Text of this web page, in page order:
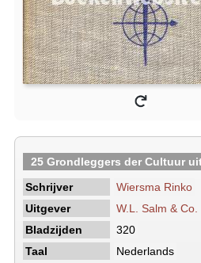
25 Grondleggers der Cultuur
Schrijver
Wiersma Rinko
Uitgever
W.L. Salm & Co.
Bladzijden
320
Taal
Nederlands